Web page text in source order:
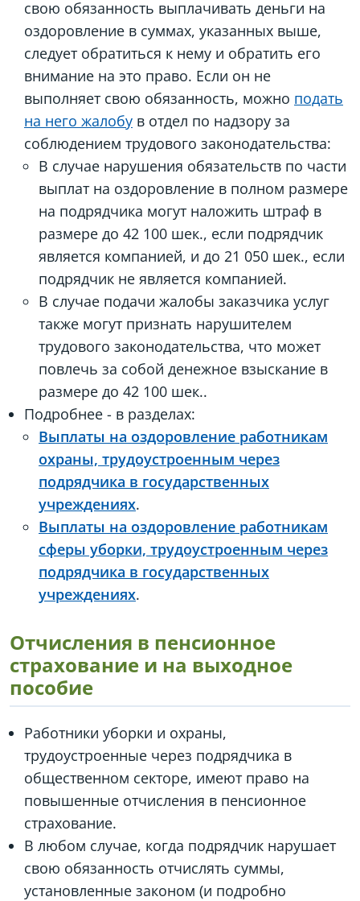
свою обязанность выплачивать деньги на
оздоровление в суммах, указанных выше,
следует обратиться к нему и обратить его
внимание на это право. Если он не
выполняет свою обязанность, можно подать
на него жалобу в отдел по надзору за
соблюдением трудового законодательства:
В случае нарушения обязательств по части
выплат на оздоровление в полном размере
на подрядчика могут наложить штраф в
размере до 42 100 шек., если подрядчик
является компанией, и до 21 050 шек., если
подрядчик не является компанией.
В случае подачи жалобы заказчика услуг
также могут признать нарушителем
трудового законодательства, что может
повлечь за собой денежное взыскание в
размере до 42 100 шек..
Подробнее - в разделах:
Выплаты на оздоровление работникам
охраны, трудоустроенным через
подрядчика в государственных
учреждениях.
Выплаты на оздоровление работникам
сферы уборки, трудоустроенным через
подрядчика в государственных
учреждениях.
Отчисления в пенсионное
страхование и на выходное
пособие
Работники уборки и охраны,
трудоустроенные через подрядчика в
общественном секторе, имеют право на
повышенные отчисления в пенсионное
страхование.
В любом случае, когда подрядчик нарушает
свою обязанность отчислять суммы,
установленные законом (и подробно